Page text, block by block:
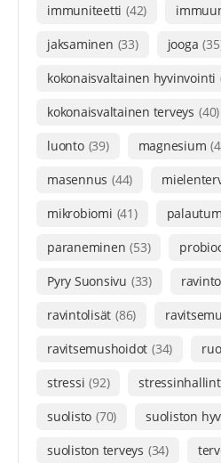
immuniteetti (42)
jaksaminen (33) jooga
kokonaisvaltainen hyvinvointi
kokonaisvaltainen terveys (40)
luonto (39) magnesium
masennus (44)
mikrobiomi (41)
paraneminen (53)
Pyry Suonsivu (33) ravinto
ravintolisät (86)
ravitsemushoidot (34)
stressi (92)
suolisto (70) suoliston
suoliston terveys (34)